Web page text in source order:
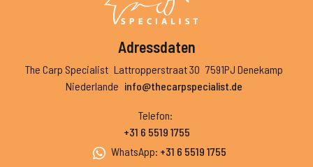
Adressdaten
The Carp Specialist Lattropperstraat 30 7591PJ Denekamp
Niederlande info@thecarpspecialist.de
Telefon:
+31 6 5519 1755
WhatsApp: +31 6 5519 1755